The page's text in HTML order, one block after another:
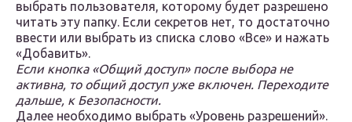
выбрать пользователя, которому будет разрешено
читать эту папку. Если секретов нет, то достаточно
ввести или выбрать из списка слово «Все» и нажать
«Добавить».
Если кнопка «Общий доступ» после выбора не
активна, то общий доступ уже включен. Переходите
дальше, к Безопасности.
Далее необходимо выбрать «Уровень разрешений».